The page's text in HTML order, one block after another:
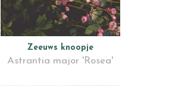
Zeeuws knoopje
Astrantia major 'Rosea'